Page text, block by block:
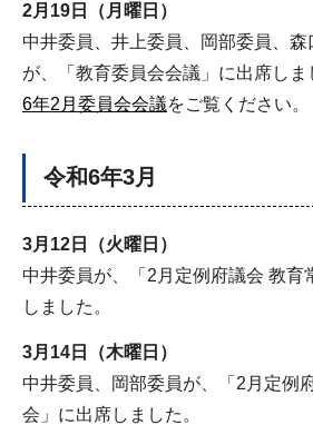
2月19日（月曜日）
中井委員、井上委員、岡部委員、森
が、「教育委員会会議」に出席しま
6年2月委員会会議をご覧ください。
令和6年3月
3月12日（火曜日）
中井委員が、「2月定例府議会 教育
しました。
3月14日（木曜日）
中井委員、岡部委員が、「2月定例
会」に出席しました。